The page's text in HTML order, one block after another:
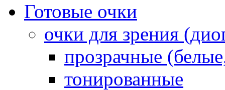
Готовые очки
очки для зрения
прозрачные
тонированные